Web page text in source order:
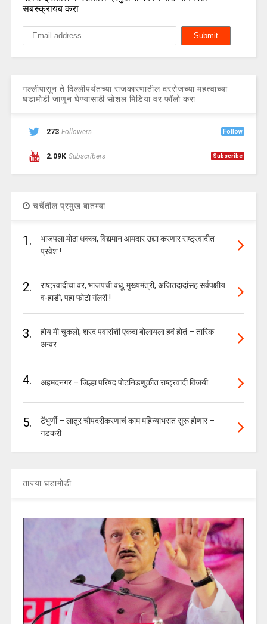
सबस्क्रायब करा
गल्लीपासून ते दिल्लीपर्यंतच्या राजकारणातील दररोजच्या महत्वाच्या
घडामोडी जाणून घेण्यासाठी सोशल मिडिया वर फॉलो करा
273 Followers Follow
2.09K Subscribers Subscribe
चर्चेतील प्रमुख बातम्या
1.
भाजपला मोठा धक्का, विद्यमान आमदार उद्या करणार राष्ट्रवादीत
प्रवेश !
2.
राष्ट्रवादीचा वर, भाजपची वधू, मुख्यमंत्री, अजितदादांसह सर्वपक्षीय
व-हाडी, पहा फोटो गॅलरी !
3.
होय मी चुकलो, शरद पवारांशी एकदा बोलायला हवं होतं – तारिक
अन्वर
4. अहमदनगर – जिल्हा परिषद पोटनिडणुकीत राष्ट्रवादी विजयी
5.
टेंभुर्णी – लातूर चौपदरीकरणाचं काम महिन्याभरात सुरू होणार –
गडकरी
ताज्या घडामोडी